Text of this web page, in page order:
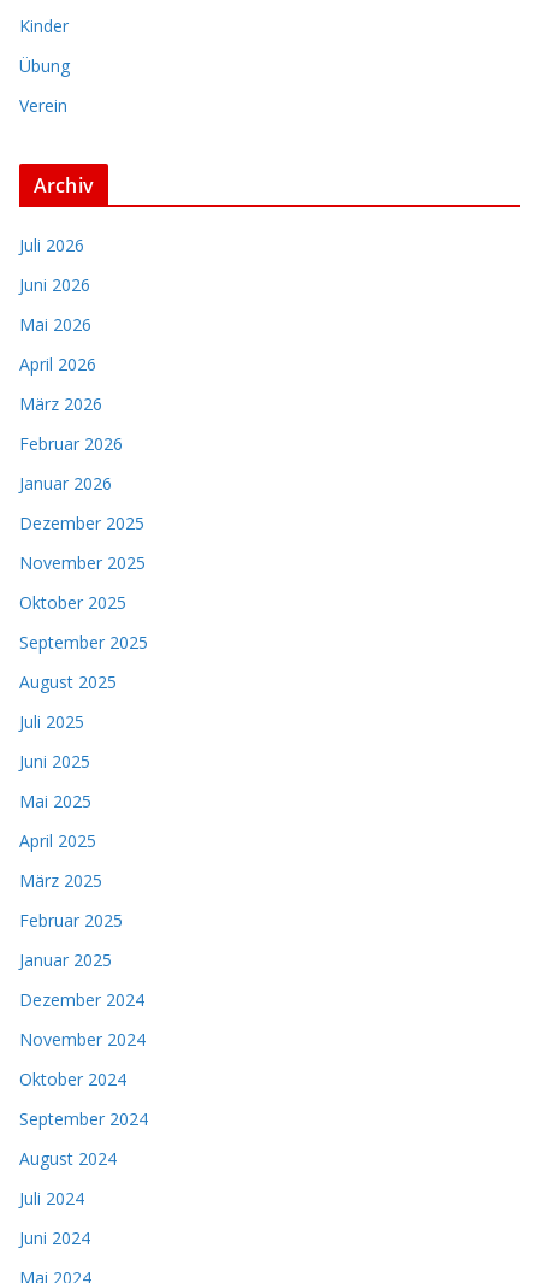
Kinder
Übung
Verein
Archiv
Juli 2026
Juni 2026
Mai 2026
April 2026
März 2026
Februar 2026
Januar 2026
Dezember 2025
November 2025
Oktober 2025
September 2025
August 2025
Juli 2025
Juni 2025
Mai 2025
April 2025
März 2025
Februar 2025
Januar 2025
Dezember 2024
November 2024
Oktober 2024
September 2024
August 2024
Juli 2024
Juni 2024
Mai 2024